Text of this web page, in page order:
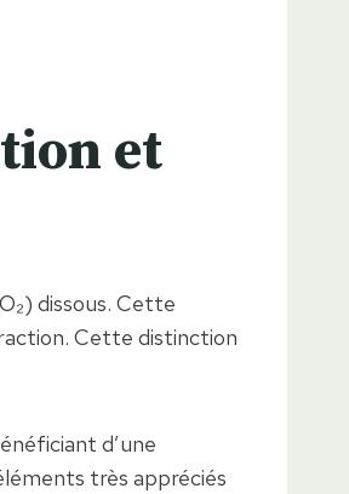
et
dissous. Cette
Cette distinction
d’une
très appréciés